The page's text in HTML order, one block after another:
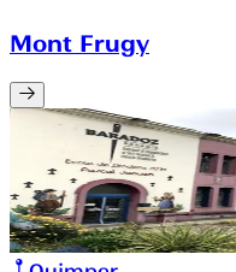
Mont Frugy